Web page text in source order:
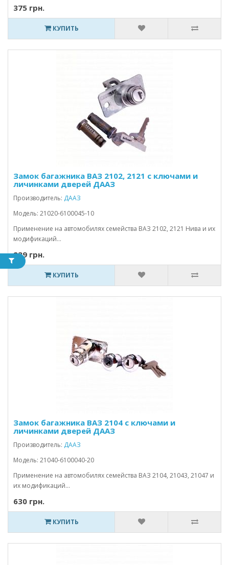
375 грн.
КУПИТЬ
Замок багажника ВАЗ 2102, 2121 с ключами и
личинками дверей ДААЗ
Производитель: ДААЗ
Модель: 21020-6100045-10
Применение на автомобилях семейства ВАЗ 2102, 2121 Нива и их
модификаций...
239 грн.
КУПИТЬ
Замок багажника ВАЗ 2104 с ключами и
личинками дверей ДААЗ
Производитель: ДААЗ
Модель: 21040-6100040-20
Применение на автомобилях семейства ВАЗ 2104, 21043, 21047 и
их модификаций...
630 грн.
КУПИТЬ